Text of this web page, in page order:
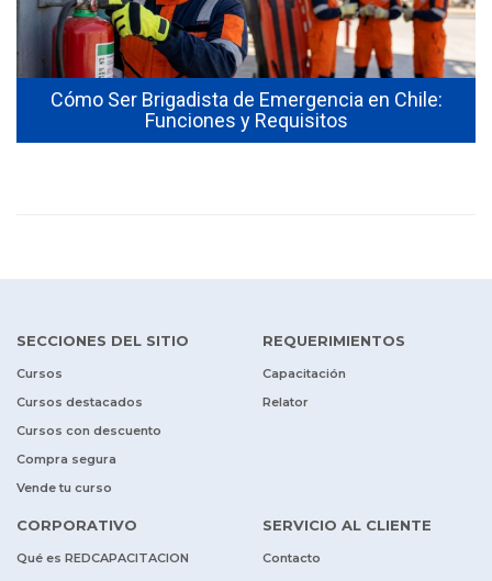
Cómo Ser Brigadista de Emergencia en Chile:
Funciones y Requisitos
SECCIONES DEL SITIO
Cursos
Cursos destacados
Cursos con descuento
Compra segura
Vende tu curso
REQUERIMIENTOS
Capacitación
Relator
CORPORATIVO
Qué es REDCAPACITACION
SERVICIO AL CLIENTE
Contacto